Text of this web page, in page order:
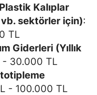
Kalıplar
vb. sektörler için):
TL
Giderleri (Yıllık
- 30.000 TL
- 100.000 TL